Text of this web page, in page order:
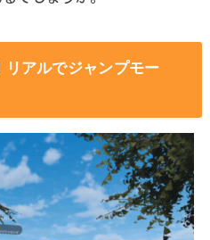
アルでジャンプモー